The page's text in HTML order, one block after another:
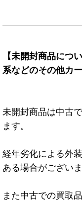
【未開封商品につ
系などのその他カ
未開封商品は中古
ます。
経年劣化による外
ある場合がございま
また中古での買取